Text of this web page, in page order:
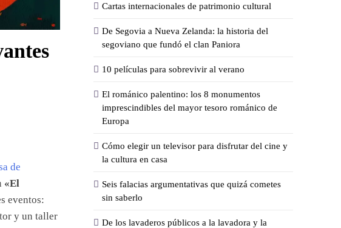
de
«El
eventos:
y un taller
Cartas internacionales de patrimonio cultural
De Segovia a Nueva Zelanda: la historia del
segoviano que fundó el clan Paniora
10 películas para sobrevivir al verano
El románico palentino: los 8 monumentos
imprescindibles del mayor tesoro románico de
Europa
Cómo elegir un televisor para disfrutar del cine y
la cultura en casa
Seis falacias argumentativas que quizá cometes
sin saberlo
De los lavaderos públicos a la lavadora y la